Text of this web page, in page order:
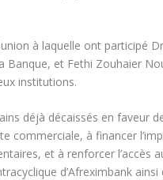
à laquelle ont participé
Banque, et Fethi Zouhaier
institutions.
déjà décaissés en faveur
commerciale, à financer
et à renforcer l’accès
d’Afreximbank